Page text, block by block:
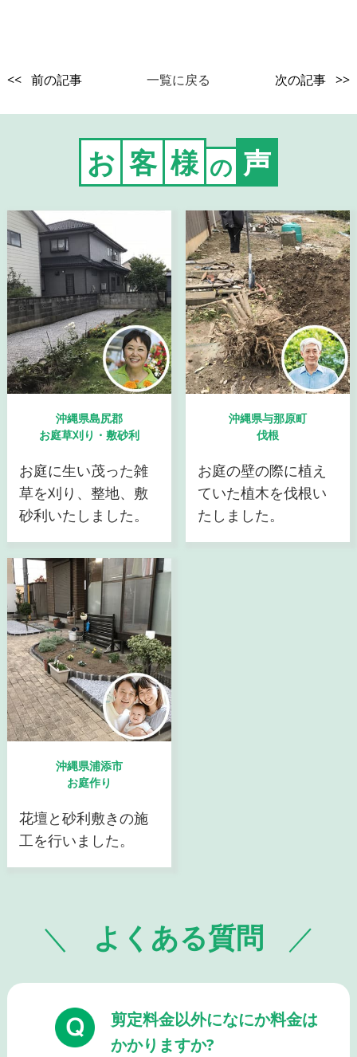
<< 前の記事 一覧に戻る 次の記事 >>
お 客 様 の 声
沖縄県島尻郡
お庭草刈り・敷砂利
お庭に生い茂った雑
草を刈り、整地、敷
砂利いたしました。
沖縄県与那原町
伐根
お庭の壁の際に植え
ていた植木を伐根い
たしました。
沖縄県浦添市
お庭作り
花壇と砂利敷きの施
工を行いました。
よくある質問
剪定料金以外になにか料金は
かかりますか?